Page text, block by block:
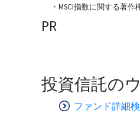
・MSCI指数に関する著
PR
投資信託の
ファンド詳細